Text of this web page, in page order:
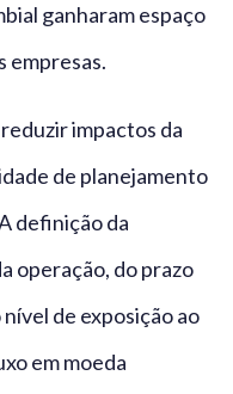
ganharam espaço
empresas.
impactos da
de planejamento
definição da
operação, do prazo
de exposição ao
em moeda